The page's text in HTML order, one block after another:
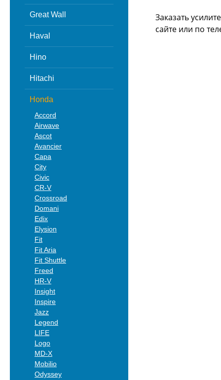
Great Wall
Haval
Hino
Hitachi
Honda
Accord
Airwave
Ascot
Avancier
Capa
City
Civic
CR-V
Crossroad
Domani
Edix
Elysion
Fit
Fit Aria
Fit Shuttle
Freed
HR-V
Insight
Inspire
Jazz
Legend
LIFE
Logo
MD-X
Mobilio
Odyssey
Заказать
сайте или по